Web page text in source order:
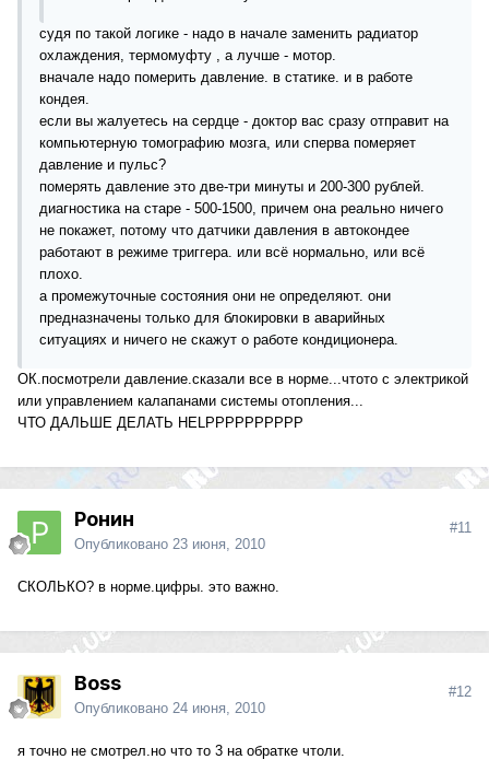
судя по такой логике - надо в начале заменить радиатор
охлаждения, термомуфту , а лучше - мотор.
вначале надо померить давление. в статике. и в работе
кондея.
если вы жалуетесь на сердце - доктор вас сразу отправит на
компьютерную томографию мозга, или сперва померяет
давление и пульс?
померять давление это две-три минуты и 200-300 рублей.
диагностика на старе - 500-1500, причем она реально ничего
не покажет, потому что датчики давления в автокондее
работают в режиме триггера. или всё нормально, или всё
плохо.
а промежуточные состояния они не определяют. они
предназначены только для блокировки в аварийных
ситуациях и ничего не скажут о работе кондиционера.
ОК.посмотрели давление.сказали все в норме...чтото с электрикой
или управлением калапанами системы отопления...
ЧТО ДАЛЬШЕ ДЕЛАТЬ HELPPPPPPPPPP
Ронин
Опубликовано 23 июня, 2010
#11
CКОЛЬКО? в норме.цифры. это важно.
Boss
Опубликовано 24 июня, 2010
#12
я точно не смотрел.но что то 3 на обратке чтоли.